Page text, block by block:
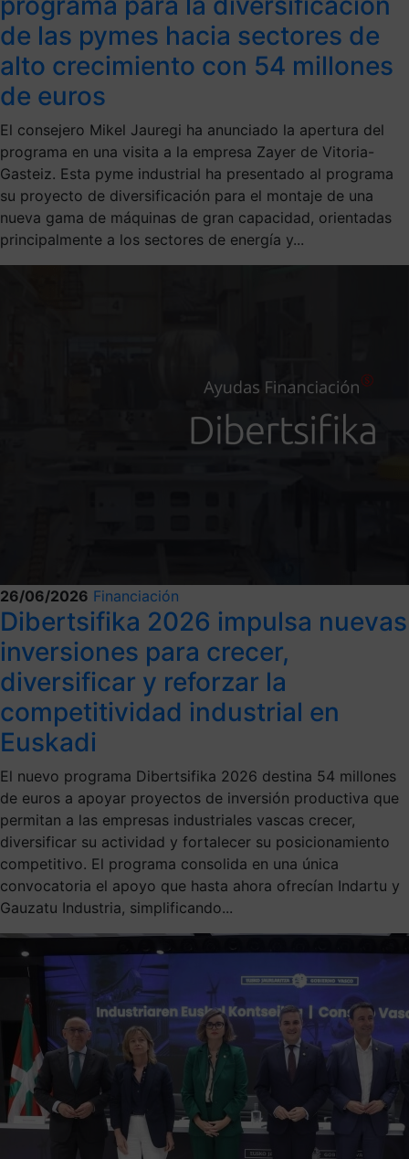
de las pymes hacia sectores de
alto crecimiento con 54 millones
de euros
El consejero Mikel Jauregi ha anunciado la apertura del
programa en una visita a la empresa Zayer de Vitoria-
Gasteiz. Esta pyme industrial ha presentado al programa
su proyecto de diversificación para el montaje de una
nueva gama de máquinas de gran capacidad, orientadas
principalmente a los sectores de energía y...
26/06/2026 Financiación
Dibertsifika 2026 impulsa nuevas
inversiones para crecer,
diversificar y reforzar la
competitividad industrial en
Euskadi
El nuevo programa Dibertsifika 2026 destina 54 millones
de euros a apoyar proyectos de inversión productiva que
permitan a las empresas industriales vascas crecer,
diversificar su actividad y fortalecer su posicionamiento
competitivo. El programa consolida en una única
convocatoria el apoyo que hasta ahora ofrecían Indartu y
Gauzatu Industria, simplificando...